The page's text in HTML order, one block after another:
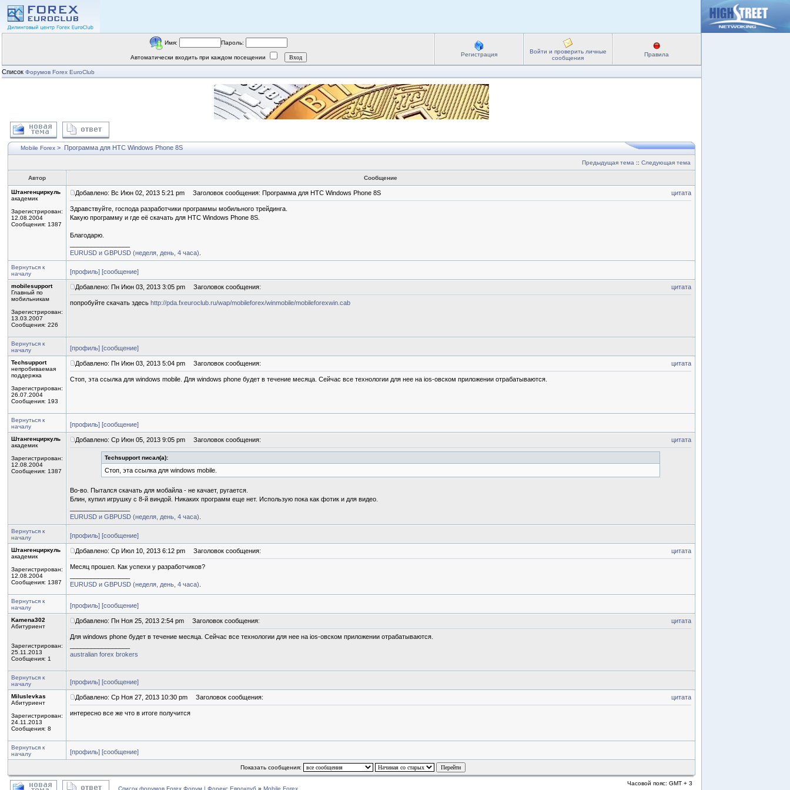
Имя: Пароль:
Автоматически входить при каждом посещении Регистрация
Войти и проверить личные
сообщения
Правила
Список Форумов Forex EuroClub
Mobile Forex > Программа для HTC Windows Phone 8S
Предыдущая тема :: Следующая тема
Автор Сообщение
Штангенциркуль
академик
Зарегистрирован:
12.08.2004
Сообщения: 1387
Добавлено: Вс Июн 02, 2013 5:21 pm Заголовок сообщения: Программа для HTC Windows Phone 8S цитата
Здравствуйте, господа разработчики программы мобильного трейдинга.
Какую программу и где её скачать для HTC Windows Phone 8S.
Благодарю.
EURUSD и GBPUSD (неделя, день, 4 часа)
Вернуться к
началу
[профиль] [сообщение]
mobilesupport
Главный по
мобильникам
Зарегистрирован:
13.03.2007
Сообщения: 226
Добавлено: Пн Июн 03, 2013 3:05 pm Заголовок сообщения: цитата
попробуйте скачать здесь http://pda.fxeuroclub.ru/wap/mobileforex/winmobile/mobileforexwin.cab
Вернуться к
началу
[профиль] [сообщение]
Techsupport
непробиваемая
поддержка
Зарегистрирован:
26.07.2004
Сообщения: 193
Добавлено: Пн Июн 03, 2013 5:04 pm Заголовок сообщения: цитата
Стоп, эта ссылка для windows mobile. Для windows phone будет в течение месяца. Сейчас все технологии для нее на ios-овском приложении отрабатываются.
Вернуться к
началу
[профиль] [сообщение]
Штангенциркуль
академик
Зарегистрирован:
12.08.2004
Сообщения: 1387
Добавлено: Ср Июн 05, 2013 9:05 pm Заголовок сообщения: цитата
Techsupport писал(а):
Стоп, эта ссылка для windows mobile.
Во-во. Пытался скачать для мобайла - не качает, ругается.
Блин, купил игрушку с 8-й виндой. Никаких программ еще нет. Использую пока как фотик и для видео.
EURUSD и GBPUSD (неделя, день, 4 часа)
Вернуться к
началу
[профиль] [сообщение]
Штангенциркуль
академик
Зарегистрирован:
12.08.2004
Сообщения: 1387
Добавлено: Ср Июл 10, 2013 6:12 pm Заголовок сообщения: цитата
Месяц прошел. Как успехи у разработчиков?
EURUSD и GBPUSD (неделя, день, 4 часа)
Вернуться к
началу
[профиль] [сообщение]
Kamena302
Абитуриент
Зарегистрирован:
25.11.2013
Сообщения: 1
Добавлено: Пн Ноя 25, 2013 2:54 pm Заголовок сообщения: цитата
Для windows phone будет в течение месяца. Сейчас все технологии для нее на ios-овском приложении отрабатываются.
australian forex brokers
Вернуться к
началу
[профиль] [сообщение]
Miluslevkas
Абитуриент
Зарегистрирован:
24.11.2013
Сообщения: 8
Добавлено: Ср Ноя 27, 2013 10:30 pm Заголовок сообщения: цитата
интересно все же что в итоге получится
Вернуться к
началу
[профиль] [сообщение]
Показать сообщения:
Список форумов Forex Форум | Форекс Евроклуб » Mobile Forex
Часовой пояс: GMT + 3